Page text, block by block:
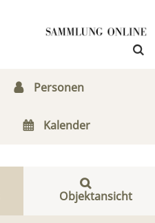
Personen
Kalender
Objektansicht